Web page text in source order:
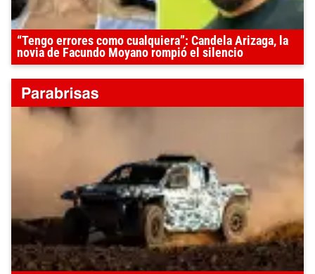
“Tengo errores como cualquiera”: Candela Arizaga, la
novia de Facundo Moyano rompió el silencio